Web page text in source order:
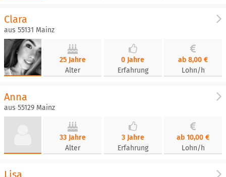
Clara
aus 55131 Mainz
25 Jahre
Alter
0 Jahre
Erfahrung
ab 8,00 €
Lohn/h
Anna
aus 55129 Mainz
33 Jahre
Alter
3 Jahre
Erfahrung
ab 10,00 €
Lohn/h
Lisa